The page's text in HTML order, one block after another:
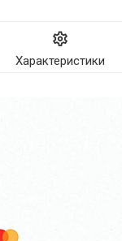
Характеристики